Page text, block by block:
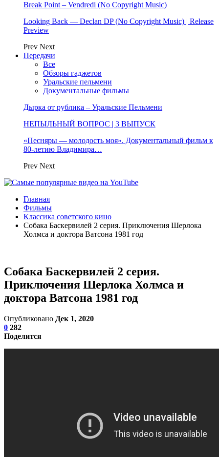
Break Point – Vendredi (No Copyright Music)
Looking Back — Declan DP (No Copyright Music) | Release
Preview
Prev Next
Передачи
Все
Обзоры гаджетов
Уральские пельмени
Документальные фильмы
Дырка от рублика – Уральские Пельмени
НЕПЫЛЬНЫЙ ВОПРОС | 3 ВЫПУСК
«Песняры — молодость моя». Документальный фильм к
80-летию Владимира…
Prev Next
Главная
Фильмы
Классика советского кино
Собака Баскервилей 2 серия. Приключения Шерлока
Холмса и доктора Ватсона 1981 год
Собака Баскервилей 2 серия.
Приключения Шерлока Холмса и
доктора Ватсона 1981 год
Опубликовано Дек 1, 2020
0 282
Поделится